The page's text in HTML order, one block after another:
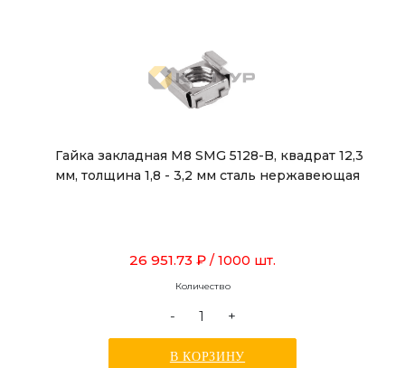
Гайка закладная М8 SMG 5128-B, квадрат 12,3
мм, толщина 1,8 - 3,2 мм сталь нержавеющая
26 951.73 ₽ / 1000 шт.
Количество
- +
В КОРЗИНУ